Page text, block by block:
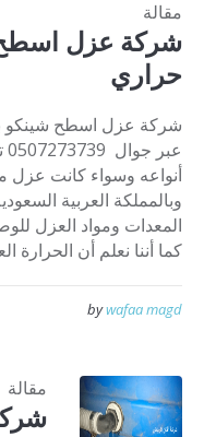
مقالة
شركة عزل
حراري
شركة عزل اسطح شينكو
أنواعه وسواء كانت عزل
وبالمملكة العربية
المعدات ومواد العزل
كما أننا نعلم أن الحرارة
bywafaa magd
مقالة